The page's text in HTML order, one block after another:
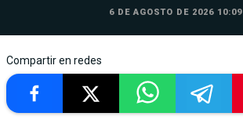
6 DE AGOSTO DE 2026 10:09
Compartir en redes